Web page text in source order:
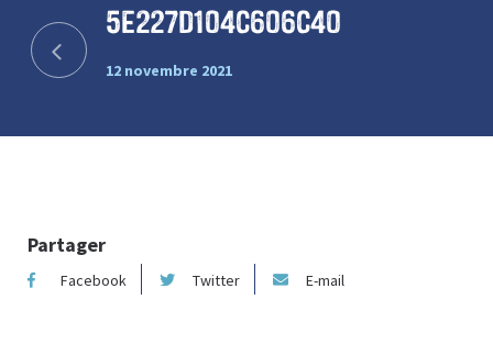
5e227d104c606c40
12 novembre 2021
Partager
Facebook Twitter E-mail